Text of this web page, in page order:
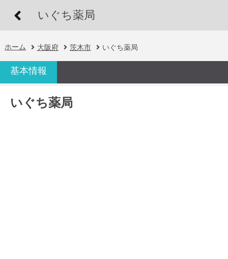
いぐち薬局
ホーム 大阪府 茨木市 いぐち薬局
基本情報
いぐち薬局